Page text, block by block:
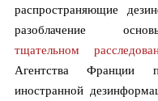
распространяющие
тщательном
Агентства
иностранной